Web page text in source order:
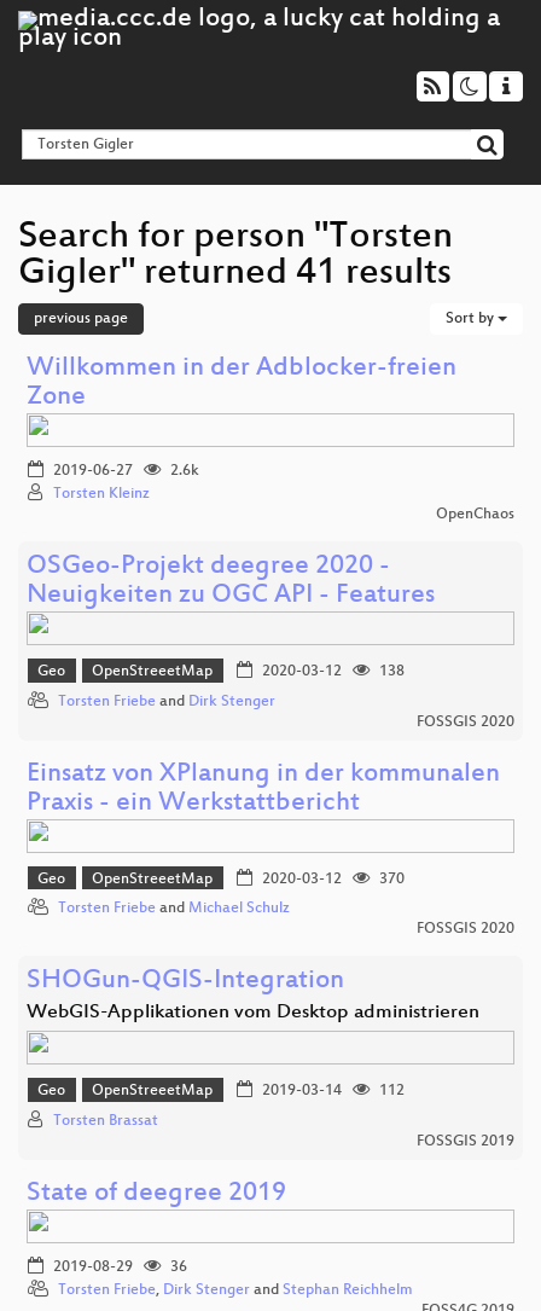
Search for person "Torsten
Gigler" returned 41 results
previous page Sort by
Willkommen in der Adblocker-freien
Zone
2019-06-27
2.6k
Torsten Kleinz
OpenChaos
OSGeo-Projekt deegree 2020 -
Neuigkeiten zu OGC API - Features
Geo OpenStreeetMap 2020-03-12
138
Torsten Friebe and Dirk Stenger
FOSSGIS 2020
Einsatz von XPlanung in der kommunalen
Praxis - ein Werkstattbericht
Geo OpenStreeetMap 2020-03-12
370
Torsten Friebe and Michael Schulz
FOSSGIS 2020
SHOGun-QGIS-Integration
WebGIS-Applikationen vom Desktop administrieren
Geo OpenStreeetMap 2019-03-14
112
Torsten Brassat
FOSSGIS 2019
State of deegree 2019
2019-08-29
36
Torsten Friebe, Dirk Stenger and Stephan Reichhelm